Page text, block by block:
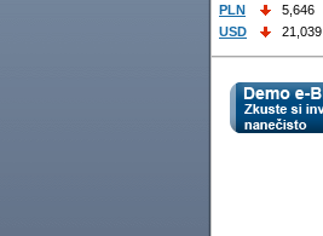
PLN
5,646
USD
21,039